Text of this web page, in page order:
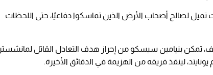
تميل لصالح أصحاب الأرض الذين تماسكوا دفاعيًا، حتى اللحظات
مكثف، تمكن بنيامين سيسكو من إحراز هدف التعادل القاتل لمانشستر
لينقذ فريقه من الهزيمة في الدقائق الأخيرة.